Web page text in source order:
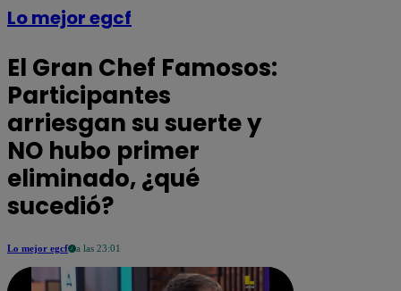
Lo mejor egcf
El Gran Chef Famosos:
Participantes
arriesgan su suerte y
NO hubo primer
eliminado, ¿qué
sucedió?
Lo mejor egcf a las 23:01